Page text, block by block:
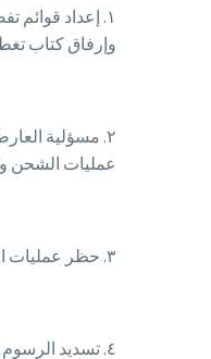
١. إعداد
وإرفاق كتاب
٢. مسؤلية
عمليات الشحن
٣. حظر عمليات البيع أو تسليم أي بضائع أو أسلحة مباعة بعد نهاية المعرض ، و حظر الشحنات الإضافية بعد بداية المعرض أو بعد إنتهاءه .
٤. تسديد الرسوم الجمركية المقررة على المبيعات حسب التعريفة الجمركية.